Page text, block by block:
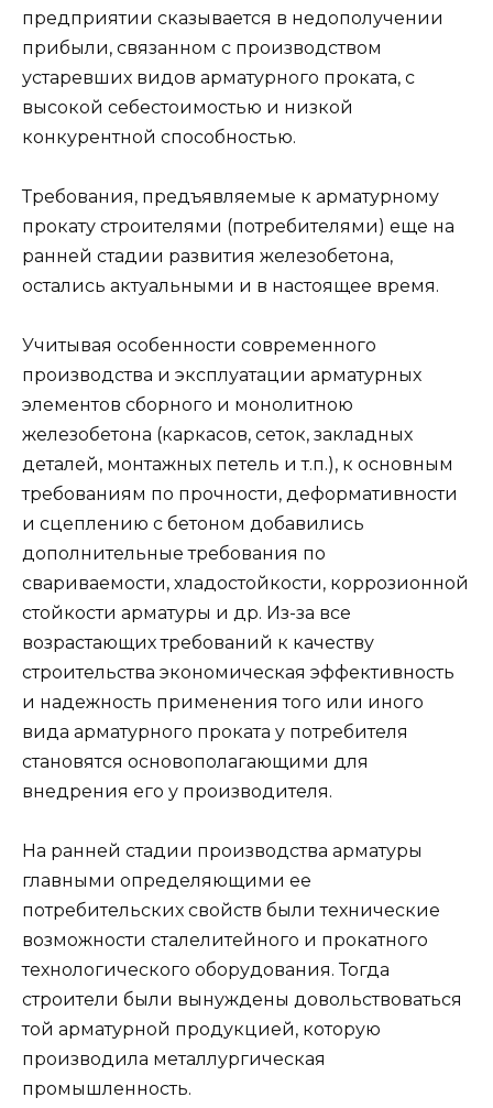
предприятии сказывается в недополучении
прибыли, связанном с производством
устаревших видов арматурного проката, с
высокой себестоимостью и низкой
конкурентной способностью.
Требования, предъявляемые к арматурному
прокату строителями (потребителями) еще на
ранней стадии развития железобетона,
остались актуальными и в настоящее время.
Учитывая особенности современного
производства и эксплуатации арматурных
элементов сборного и монолитною
железобетона (каркасов, сеток, закладных
деталей, монтажных петель и т.п.), к основным
требованиям по прочности, деформативности
и сцеплению с бетоном добавились
дополнительные требования по
свариваемости, хладостойкости, коррозионной
стойкости арматуры и др. Из-за все
возрастающих требований к качеству
строительства экономическая эффективность
и надежность применения того или иного
вида арматурного проката у потребителя
становятся основополагающими для
внедрения его у производителя.
На ранней стадии производства арматуры
главными определяющими ее
потребительских свойств были технические
возможности сталелитейного и прокатного
технологического оборудования. Тогда
строители были вынуждены довольствоваться
той арматурной продукцией, которую
производила металлургическая
промышленность.